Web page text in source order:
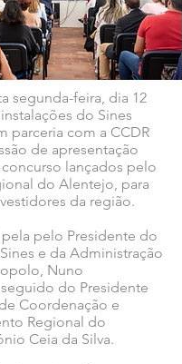
segunda-feira, dia 12
do Sines
parceria com a CCDR
de apresentação
lançados pelo
do Alentejo, para
da região.
pelo Presidente do
e da Administração
Nuno
seguido do Presidente
Coordenação e
Regional do
Ceia da Silva.